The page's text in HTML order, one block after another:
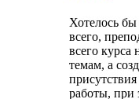
Хотелось бы
всего,
всего курса
темам, а
работы, при